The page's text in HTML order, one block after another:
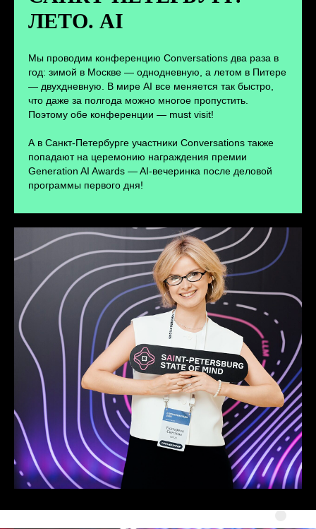
ЛЕТО. AI
Мы проводим конференцию Conversations два раза в
год: зимой в Москве — однодневную, а летом в Питере
— двухдневную. В мире AI все меняется так быстро,
что даже за полгода можно многое пропустить.
Поэтому обе конференции — must visit!
А в Санкт-Петербурге участники Conversations также
попадают на церемонию награждения премии
Generation AI Awards — AI-вечеринка после деловой
программы первого дня!